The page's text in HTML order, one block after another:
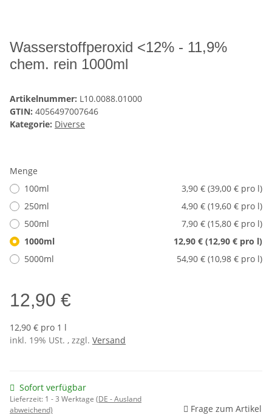
Wasserstoffperoxid <12% - 11,9%
chem. rein 1000ml
Artikelnummer: L10.0088.01000
GTIN: 4056497007646
Kategorie: Diverse
Menge
100ml
3,90 € (39,00 € pro l)
250ml
4,90 € (19,60 € pro l)
500ml
7,90 € (15,80 € pro l)
1000ml
12,90 € (12,90 € pro l)
5000ml
54,90 € (10,98 € pro l)
12,90 €
12,90 € pro 1 l
inkl. 19% USt. , zzgl. Versand
Sofort verfügbar
Lieferzeit: 1 - 3 Werktage (DE - Ausland
abweichend)
Frage zum Artikel